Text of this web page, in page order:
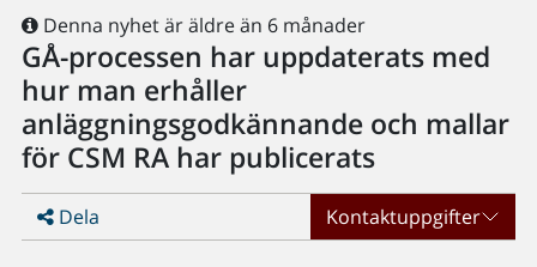
Denna nyhet är äldre än 6 månader
GÅ-processen har uppdaterats med
hur man erhåller
anläggningsgodkännande och mallar
för CSM RA har publicerats
Dela Kontaktuppgifter